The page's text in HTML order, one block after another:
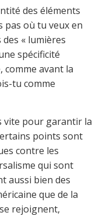
des éléments
pas où tu veux en
« lumières
spécificité
comme avant la
tu comme
vite pour garantir la
points sont
contre les
qui sont
aussi bien des
que de la
rejoignent,